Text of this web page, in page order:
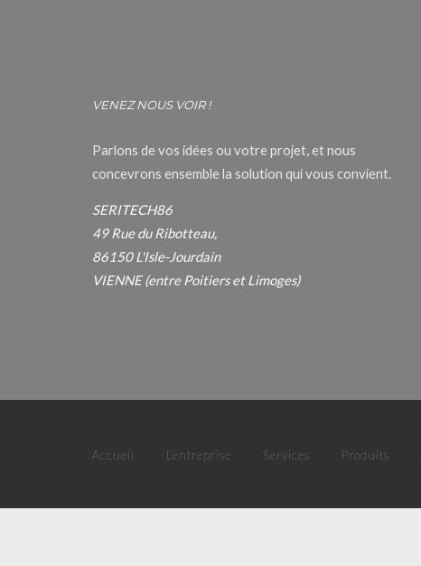
VENEZ NOUS VOIR !
Parlons de vos idées ou votre projet, et nous
concevrons ensemble la solution qui vous convient.
SERITECH86
49 Rue du Ribotteau,
86150 L'Isle-Jourdain
VIENNE (entre Poitiers et Limoges)
Accueil L’entreprise Services Produits